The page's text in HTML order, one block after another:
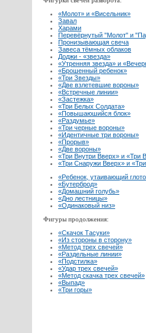
«Молот» и «Висельник»
Завал
Харами
Перевёрнутый "Молот" и
Пронизывающая свеча
Завеса тёмных облаков
Доджи - «звезда»
«Утренняя звезда» и
«Брошенный ребенок»
«Три Звезды»
«Две взлетевшие вороны»
«Встречные линии»
«Застежка»
«Три Белых Солдата»
«Повышаюшийся блок»
«Раздумье»
«Три черные вороны»
«Идентичные три вороны»
«Прорыв»
«Две вороны»
«Три Внутри Вверх» и «Три
«Три Снаружи Вверх» и
«Ребенок, утаивающий
«Бутерброд»
«Домашний голубь»
«Дно лестницы»
«Одинаковый низ»
Фигуры продолжения:
«Скачок Тасуки»
«Из стороны в сторону»
«Метод трех свечей»
«Раздельные линии»
«Подстилка»
«Удар трех свечей»
«Метод скачка трех свечей»
«Выпад»
«Три горы»